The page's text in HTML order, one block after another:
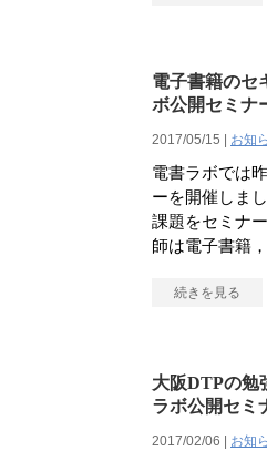
電子書籍のセ
ボ公開セミナ
2017/05/15 | お知
電書ラボでは
ーを開催しま
課題をセミナ
師は電子書籍
続きを見る
大阪DTPの勉
ラボ公開セミ
2017/02/06 | お知